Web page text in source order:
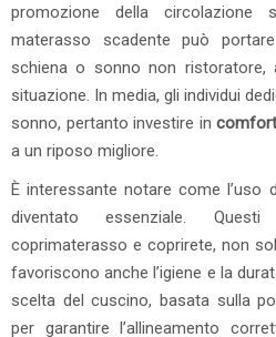
promozione della circolazione
materasso scadente può
schiena o sonno non ristoratore,
situazione. In media, gli individui
sonno, pertanto investire in
a un riposo migliore.
È interessante notare come l’uso
diventato essenziale.
coprimaterasso e coprirete, non
favoriscono anche l’igiene e la
scelta del cuscino, basata sulla
per garantire l’allineamento